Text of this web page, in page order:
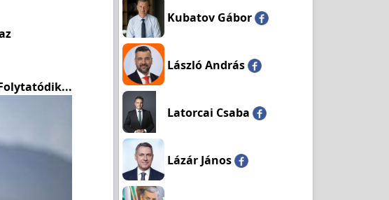
Kubatov Gábor
László András
Latorcai Csaba
Lázár János